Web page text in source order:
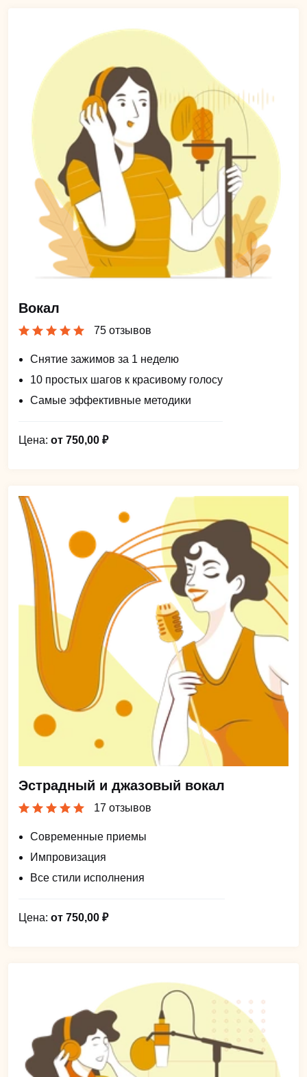
Вокал
75 отзывов
Снятие зажимов за 1 неделю
10 простых шагов к красивому голосу
Самые эффективные методики
Цена: от 750,00 ₽
Эстрадный и джазовый вокал
17 отзывов
Современные приемы
Импровизация
Все стили исполнения
Цена: от 750,00 ₽